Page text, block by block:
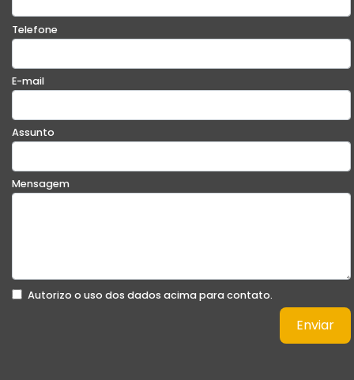
Telefone
E-mail
Assunto
Mensagem
Autorizo o uso dos dados acima para contato.
Enviar